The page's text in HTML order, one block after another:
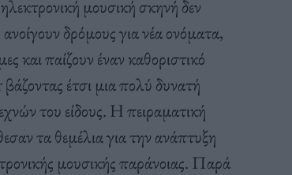
μουσική σκηνή δεν
δρόμους για νέα ονόματα,
και παίζουν έναν καθοριστικό
έτσι μια πολύ δυνατή
του είδους. Η πειραματική
τα θεμέλια για την ανάπτυξη
μουσικής παράνοιας. Παρά